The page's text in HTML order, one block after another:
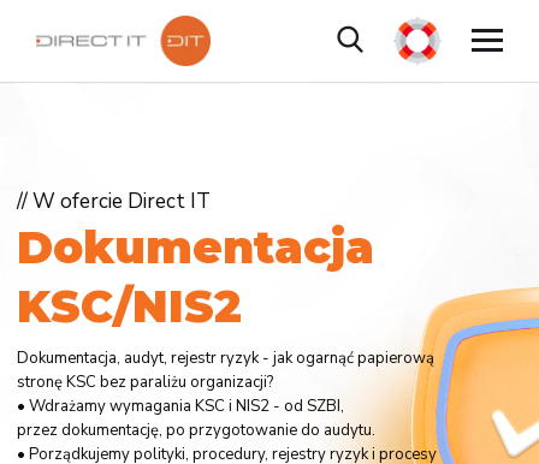
Dokumentacja
KSC/NIS2
Dokumentacja, audyt, rejestr ryzyk - jak ogarnąć papierową
stronę KSC bez paraliżu organizacji?
• Wdrażamy wymagania KSC i NIS2 - od SZBI,
przez dokumentację, po przygotowanie do audytu.
• Porządkujemy polityki, procedury, rejestry ryzyk i procesy
// W ofercie Direct IT